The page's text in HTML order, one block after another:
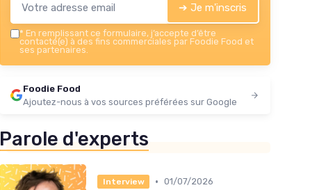
➔ Je m'inscris
* En remplissant ce formulaire, j’accepte d’être
contacté(e) à des fins commerciales par Foodie Food et
ses partenaires.
Foodie Food
Ajoutez-nous à vos sources préférées sur Google
Parole d'experts
Interview • 01/07/2026